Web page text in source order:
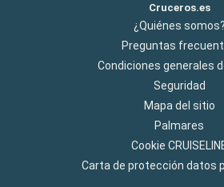
Cruceros.es
¿Quiénes somos?
Preguntas
Condiciones generales
Seguridad
Mapa del sitio
Palmares
Cookie
Carta de protección datos